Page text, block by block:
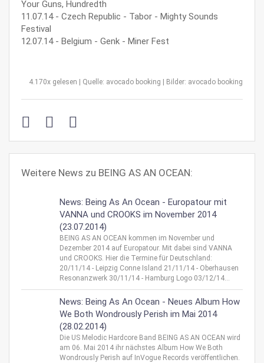
Your Guns, Hundredth
11.07.14 - Czech Republic - Tabor - Mighty Sounds
Festival
12.07.14 - Belgium - Genk - Miner Fest
4.170x gelesen | Quelle: avocado booking | Bilder: avocado booking
Weitere News zu BEING AS AN OCEAN:
News: Being As An Ocean - Europatour mit
VANNA und CROOKS im November 2014
(23.07.2014)
BEING AS AN OCEAN kommen im November und
Dezember 2014 auf Europatour. Mit dabei sind VANNA
und CROOKS. Hier die Termine für Deutschland:
20/11/14 - Leipzig Conne Island 21/11/14 - Oberhausen
Resonanzwerk 30/11/14 - Hamburg Logo 03/12/14...
News: Being As An Ocean - Neues Album How
We Both Wondrously Perish im Mai 2014
(28.02.2014)
Die US Melodic Hardcore Band BEING AS AN OCEAN wird
am 06. Mai 2014 ihr nächstes Album How We Both
Wondrously Perish auf InVogue Records veröffentlichen.